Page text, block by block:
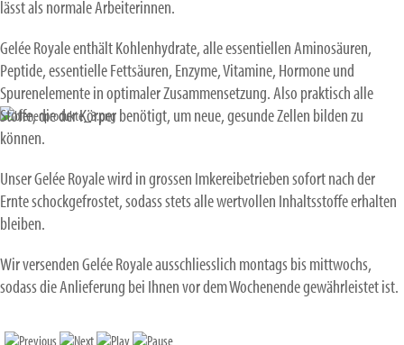
lässt als normale Arbeiterinnen.
Gelée Royale enthält Kohlenhydrate, alle essentiellen Aminosäuren,
Peptide, essentielle Fettsäuren, Enzyme, Vitamine, Hormone und
Spurenelemente in optimaler Zusammensetzung. Also praktisch alle
Stoffe, die der Körper benötigt, um neue, gesunde Zellen bilden zu
können.
Unser Gelée Royale wird in grossen Imkereibetrieben sofort nach der
Ernte schockgefrostet, sodass stets alle wertvollen Inhaltsstoffe erhalten
bleiben.
Wir versenden Gelée Royale ausschliesslich montags bis mittwochs,
sodass die Anlieferung bei Ihnen vor dem Wochenende gewährleistet ist.